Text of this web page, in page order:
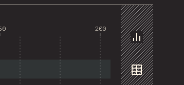
Grafic
Date
200